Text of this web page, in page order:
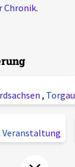
Chronik.
, Torgau
Veranstaltung